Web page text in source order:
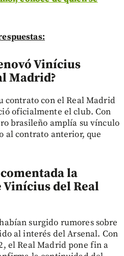
Vinícius
Madrid?
contrato con el Real Madrid
oficialmente el club. Con
brasileño amplía su vínculo
al contrato anterior, que
la
del Real
surgido rumores sobre
al interés del Arsenal. Con
el Real Madrid pone fin a